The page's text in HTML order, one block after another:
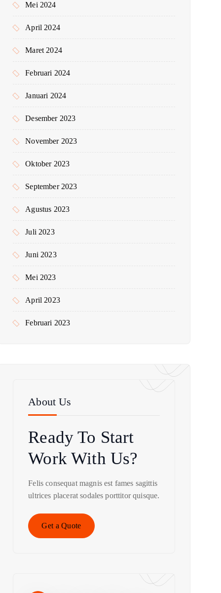
Mei 2024
April 2024
Maret 2024
Februari 2024
Januari 2024
Desember 2023
November 2023
Oktober 2023
September 2023
Agustus 2023
Juli 2023
Juni 2023
Mei 2023
April 2023
Februari 2023
About Us
Ready To Start
Work With Us?
Felis consequat magnis est fames sagittis
ultrices placerat sodales porttitor quisque.
Get a Quote